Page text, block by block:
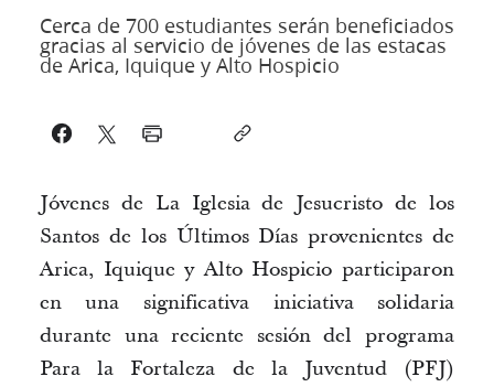
Cerca de 700 estudiantes serán beneficiados
gracias al servicio de jóvenes de las estacas
de Arica, Iquique y Alto Hospicio
Jóvenes de La Iglesia de Jesucristo de los
Santos de los Últimos Días provenientes de
Arica, Iquique y Alto Hospicio participaron
en una significativa iniciativa solidaria
durante una reciente sesión del programa
Para la Fortaleza de la Juventud (PFJ)